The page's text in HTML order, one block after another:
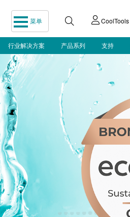
菜单 CoolTools
行业解决方案 产品系列 支持